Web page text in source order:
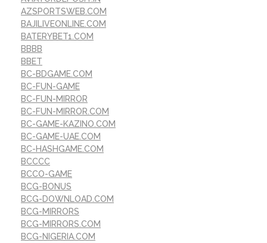
AZSPORTSWEB.COM
BAJILIVEONLINE.COM
BATERYBET1.COM
BBBB
BBET
BC-BDGAME.COM
BC-FUN-GAME
BC-FUN-MIRROR
BC-FUN-MIRROR.COM
BC-GAME-KAZINO.COM
BC-GAME-UAE.COM
BC-HASHGAME.COM
BCCCC
BCCO-GAME
BCG-BONUS
BCG-DOWNLOAD.COM
BCG-MIRRORS
BCG-MIRRORS.COM
BCG-NIGERIA.COM